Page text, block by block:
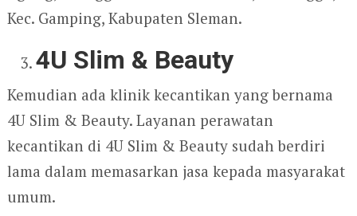
Kec. Gamping, Kabupaten Sleman.
4U Slim & Beauty
Kemudian ada klinik kecantikan yang bernama
4U Slim & Beauty. Layanan perawatan
kecantikan di 4U Slim & Beauty sudah berdiri
lama dalam memasarkan jasa kepada masyarakat
umum.